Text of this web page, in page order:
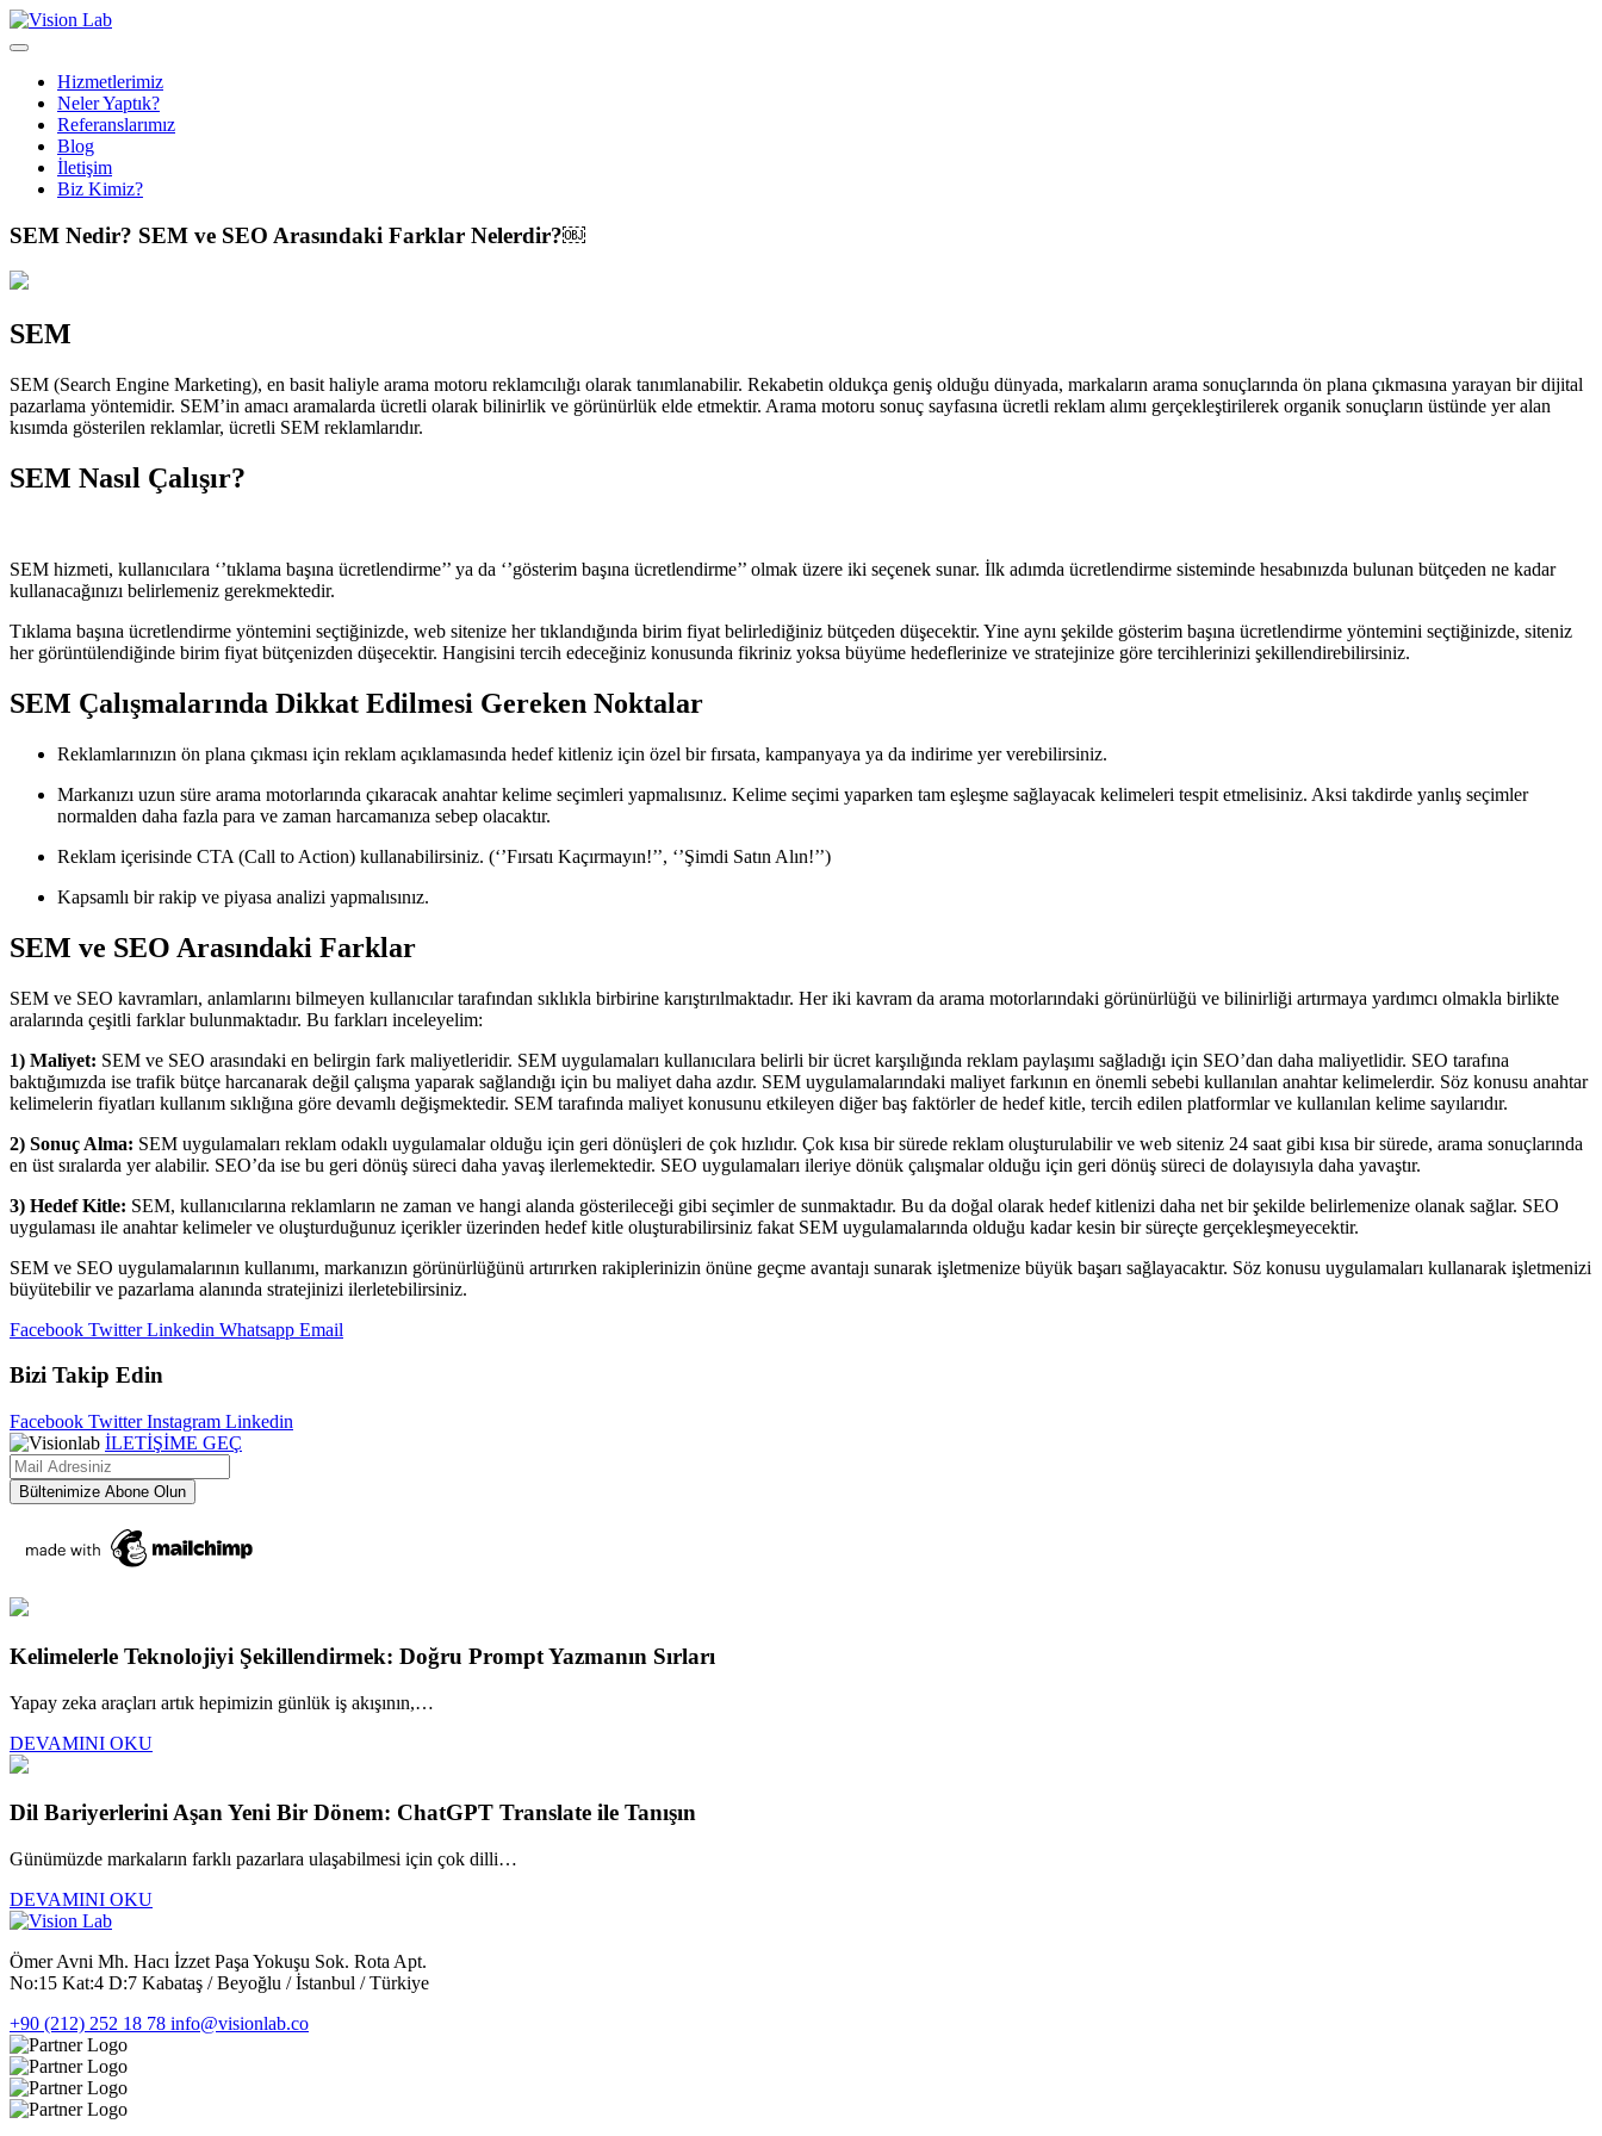
Hizmetlerimiz
Neler Yaptık?
Referanslarımız
Blog
İletişim
Biz Kimiz?
SEM Nedir? SEM ve SEO Arasındaki Farklar Nelerdir?￼
SEM
SEM (Search Engine Marketing), en basit haliyle arama motoru reklamcılığı olarak tanımlanabilir. Rekabetin oldukça geniş olduğu dünyada, markaların arama sonuçlarında ön plana çıkmasına yarayan bir dijital
pazarlama yöntemidir. SEM’in amacı aramalarda ücretli olarak bilinirlik ve görünürlük elde etmektir. Arama motoru sonuç sayfasına ücretli reklam alımı gerçekleştirilerek organik sonuçların üstünde yer alan
kısımda gösterilen reklamlar, ücretli SEM reklamlarıdır.
SEM Nasıl Çalışır?
SEM hizmeti, kullanıcılara ‘’tıklama başına ücretlendirme’’ ya da ‘’gösterim başına ücretlendirme’’ olmak üzere iki seçenek sunar. İlk adımda ücretlendirme sisteminde hesabınızda bulunan bütçeden ne kadar
kullanacağınızı belirlemeniz gerekmektedir.
Tıklama başına ücretlendirme yöntemini seçtiğinizde, web sitenize her tıklandığında birim fiyat belirlediğiniz bütçeden düşecektir. Yine aynı şekilde gösterim başına ücretlendirme yöntemini seçtiğinizde, siteniz
her görüntülendiğinde birim fiyat bütçenizden düşecektir. Hangisini tercih edeceğiniz konusunda fikriniz yoksa büyüme hedeflerinize ve stratejinize göre tercihlerinizi şekillendirebilirsiniz.
SEM Çalışmalarında Dikkat Edilmesi Gereken Noktalar
Reklamlarınızın ön plana çıkması için reklam açıklamasında hedef kitleniz için özel bir fırsata, kampanyaya ya da indirime yer verebilirsiniz.
Markanızı uzun süre arama motorlarında çıkaracak anahtar kelime seçimleri yapmalısınız. Kelime seçimi yaparken tam eşleşme sağlayacak kelimeleri tespit etmelisiniz. Aksi takdirde yanlış seçimler
normalden daha fazla para ve zaman harcamanıza sebep olacaktır.
Reklam içerisinde CTA (Call to Action) kullanabilirsiniz. (‘’Fırsatı Kaçırmayın!’’, ‘’Şimdi Satın Alın!’’)
Kapsamlı bir rakip ve piyasa analizi yapmalısınız.
SEM ve SEO Arasındaki Farklar
SEM ve SEO kavramları, anlamlarını bilmeyen kullanıcılar tarafından sıklıkla birbirine karıştırılmaktadır. Her iki kavram da arama motorlarındaki görünürlüğü ve bilinirliği artırmaya yardımcı olmakla birlikte
aralarında çeşitli farklar bulunmaktadır. Bu farkları inceleyelim:
1) Maliyet: SEM ve SEO arasındaki en belirgin fark maliyetleridir. SEM uygulamaları kullanıcılara belirli bir ücret karşılığında reklam paylaşımı sağladığı için SEO’dan daha maliyetlidir. SEO tarafına
baktığımızda ise trafik bütçe harcanarak değil çalışma yaparak sağlandığı için bu maliyet daha azdır. SEM uygulamalarındaki maliyet farkının en önemli sebebi kullanılan anahtar kelimelerdir. Söz konusu anahtar
kelimelerin fiyatları kullanım sıklığına göre devamlı değişmektedir. SEM tarafında maliyet konusunu etkileyen diğer baş faktörler de hedef kitle, tercih edilen platformlar ve kullanılan kelime sayılarıdır.
2) Sonuç Alma: SEM uygulamaları reklam odaklı uygulamalar olduğu için geri dönüşleri de çok hızlıdır. Çok kısa bir sürede reklam oluşturulabilir ve web siteniz 24 saat gibi kısa bir sürede, arama sonuçlarında
en üst sıralarda yer alabilir. SEO’da ise bu geri dönüş süreci daha yavaş ilerlemektedir. SEO uygulamaları ileriye dönük çalışmalar olduğu için geri dönüş süreci de dolayısıyla daha yavaştır.
3) Hedef Kitle: SEM, kullanıcılarına reklamların ne zaman ve hangi alanda gösterileceği gibi seçimler de sunmaktadır. Bu da doğal olarak hedef kitlenizi daha net bir şekilde belirlemenize olanak sağlar. SEO
uygulaması ile anahtar kelimeler ve oluşturduğunuz içerikler üzerinden hedef kitle oluşturabilirsiniz fakat SEM uygulamalarında olduğu kadar kesin bir süreçte gerçekleşmeyecektir.
SEM ve SEO uygulamalarının kullanımı, markanızın görünürlüğünü artırırken rakiplerinizin önüne geçme avantajı sunarak işletmenize büyük başarı sağlayacaktır. Söz konusu uygulamaları kullanarak işletmenizi
büyütebilir ve pazarlama alanında stratejinizi ilerletebilirsiniz.
Facebook TwitterLinkedin Whatsapp Email
Bizi Takip Edin
Facebook TwitterInstagram Linkedin
İLETİŞİME GEÇ
Kelimelerle Teknolojiyi Şekillendirmek: Doğru Prompt Yazmanın Sırları
Yapay zeka araçları artık hepimizin günlük iş akışının,…
DEVAMINI OKU
Dil Bariyerlerini Aşan Yeni Bir Dönem: ChatGPT Translate ile Tanışın
Günümüzde markaların farklı pazarlara ulaşabilmesi için çok dilli…
DEVAMINI OKU
Ömer Avni Mh. Hacı İzzet Paşa Yokuşu Sok. Rota Apt.
No:15 Kat:4 D:7 Kabataş / Beyoğlu / İstanbul / Türkiye
+90 (212) 252 18 78 info@visionlab.co